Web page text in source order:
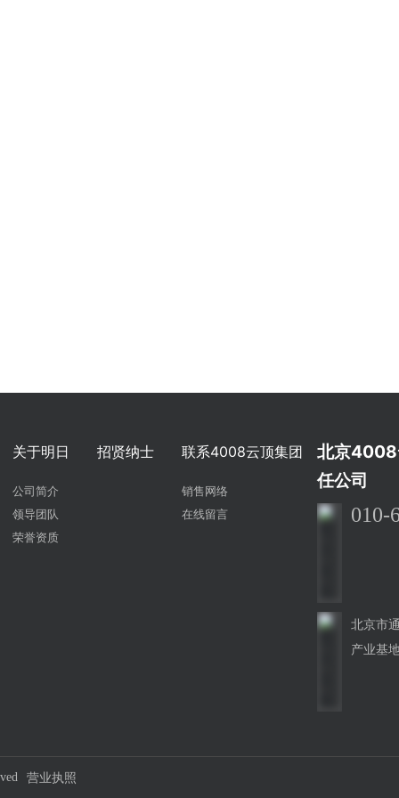
关于明日
公司简介
领导团队
荣誉资质
招贤纳士 联系4008云顶集团
销售网络
在线留言
北京4008
任公司
010-
北京市
产业基
营业执照